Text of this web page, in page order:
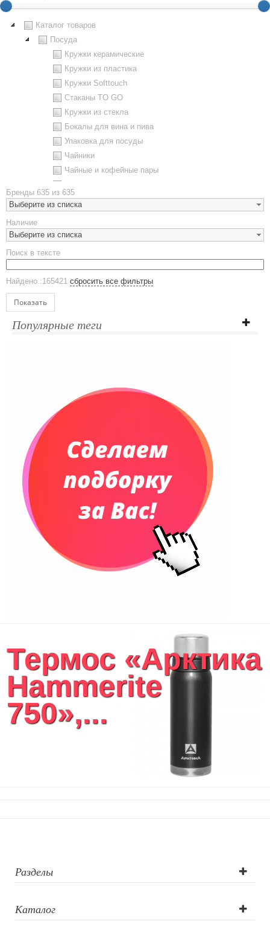
Каталог товаров
Посуда
Кружки керамические
Кружки из пластика
Кружки Softtouch
Стаканы TO GO
Кружки из стекла
Бокалы для вина и пива
Упаковка для посуды
Чайники
Чайные и кофейные пары
Наборы посуды
Предметы сервировки
Стаканы
Эко кружки
ЕВРОПОСУДА
Аксессуары
Ежедневники и блокноты
Датированные ежедневники
Планинги недатированные
Телефонные книжки
Сумки и Рюкзаки
Сумки для планшетов и ноутбуков
Рюкзаки
Конференц-сумки
Сумки для покупок промо
Несессеры и косметички
Сумки дорожные
Текстиль для ванной комнаты
Кухонные приспособления
Кухонный текстиль
Фоторамки и фотоальбомы
Домашний текстиль
Бренды 635 из 635
Выберите из списка
Наличие
Выберите из списка
Поиск в тексте
Найдено :165421 сбросить все фильтры
Показать
Популярные теги
Термос «Арктика
Hammerite
750»,...
Разделы
Каталог